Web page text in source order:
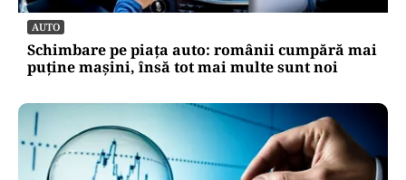
AUTO
Schimbare pe piața auto: românii cumpără mai
puține mașini, însă tot mai multe sunt noi